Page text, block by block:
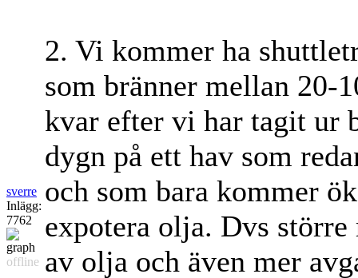
sverre
Inlägg:
7762
offline
2. Vi kommer ha
som bränner mellan 20-
kvar efter vi har tagit ur
dygn på ett hav som
och som bara kommer
expotera olja. Dvs
av olja och även mer